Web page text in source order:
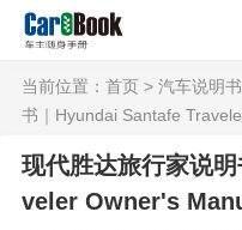
当前位置： 首页 > 汽车说明书
书｜Hyundai Santafe
现代胜达旅行家说
veler Owner's